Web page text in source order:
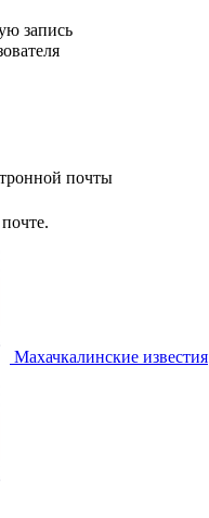
запись
почты
Махачкалинские известия